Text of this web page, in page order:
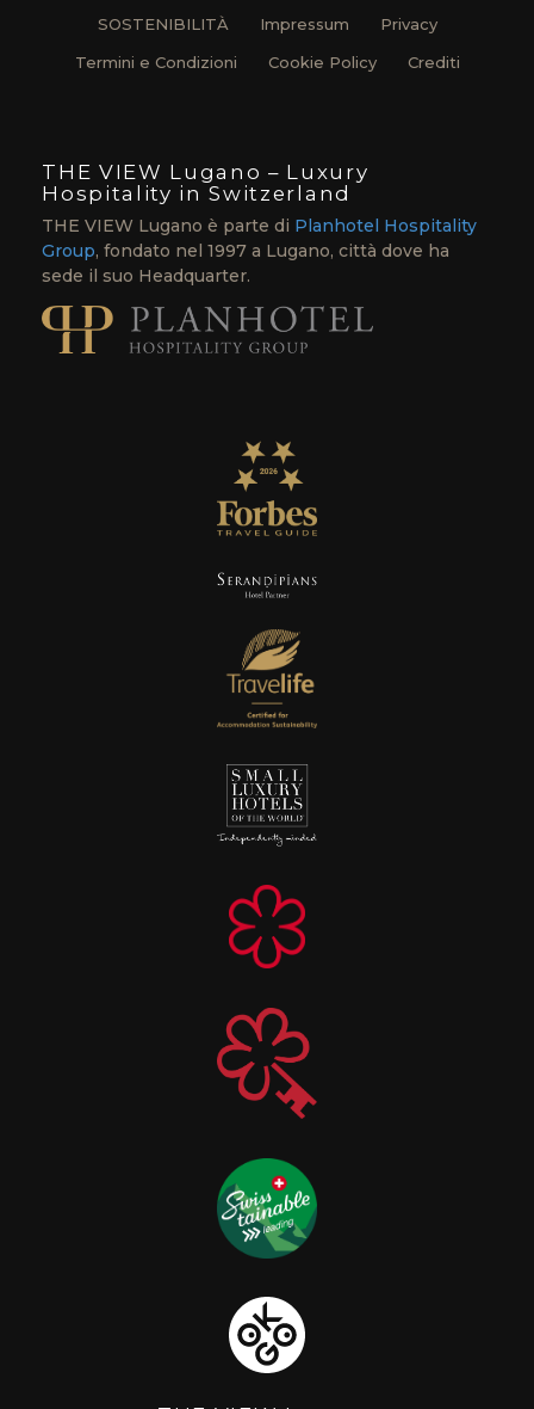
SOSTENIBILITÀ
Impressum
Privacy
Termini e Condizioni
Cookie Policy Crediti
THE VIEW Lugano – Luxury
Hospitality in Switzerland
THE VIEW Lugano è parte di Planhotel Hospitality
Group, fondato nel 1997 a Lugano, città dove ha
sede il suo Headquarter.